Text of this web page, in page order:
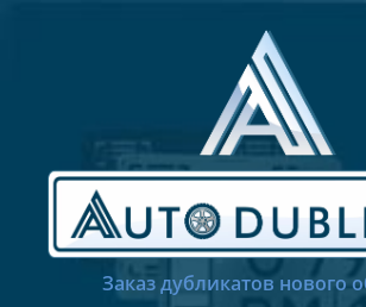
Заказ дубликатов нового